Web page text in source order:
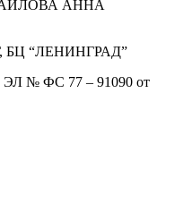
АННА
БЦ “ЛЕНИНГРАД”
№ ФС 77 – 91090 от